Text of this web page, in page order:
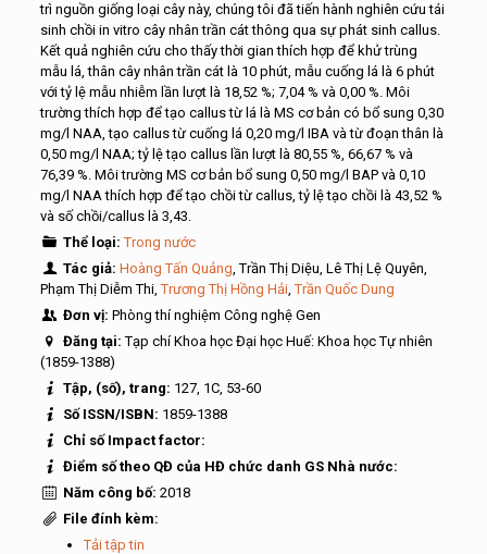
trì nguồn giống loại cây này, chúng tôi đã tiến hành nghiên cứu tái
sinh chồi in vitro cây nhân trần cát thông qua sự phát sinh callus.
Kết quả nghiên cứu cho thấy thời gian thích hợp để khử trùng
mẫu lá, thân cây nhân trần cát là 10 phút, mẫu cuống lá là 6 phút
với tỷ lệ mẫu nhiễm lần lượt là 18,52 %; 7,04 % và 0,00 %. Môi
trường thích hợp để tạo callus từ lá là MS cơ bản có bổ sung 0,30
mg/l NAA, tạo callus từ cuống lá 0,20 mg/l IBA và từ đoạn thân là
0,50 mg/l NAA; tỷ lệ tạo callus lần lượt là 80,55 %, 66,67 % và
76,39 %. Môi trường MS cơ bản bổ sung 0,50 mg/l BAP và 0,10
mg/l NAA thích hợp để tạo chồi từ callus, tỷ lệ tạo chồi là 43,52 %
và số chồi/callus là 3,43.
Thể loại:Trong nước
Tác giả: Hoàng Tấn Quảng, Trần Thị Diệu, Lê Thị Lệ Quyên,
Phạm Thị Diễm Thi,Trương Thị Hồng Hải,Trần Quốc Dung
Đơn vị: Phòng thí nghiệm Công nghệ Gen
Đăng tại:Tạp chí Khoa học Đại học Huế: Khoa học Tự nhiên
(1859-1388)
Tập, (số), trang: 127, 1C, 53-60
Số ISSN/ISBN: 1859-1388
Chỉ số Impact factor:
Điểm số theo QĐ của HĐ chức danh GS Nhà nước:
Năm công bố: 2018
File đính kèm:
Tải tập tin